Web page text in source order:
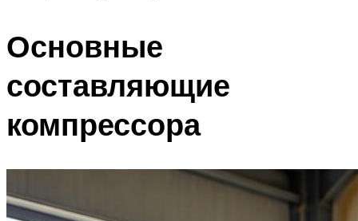
Основные
составляющие
компрессора